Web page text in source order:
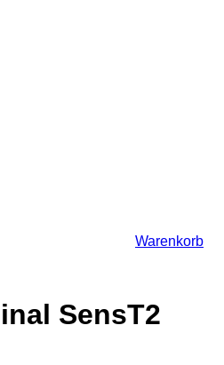
Warenkorb
SensT2